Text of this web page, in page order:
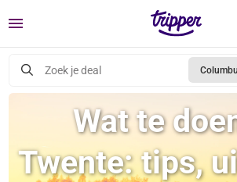
Menu
Zoek je deal
Wat te
Twente: tips,